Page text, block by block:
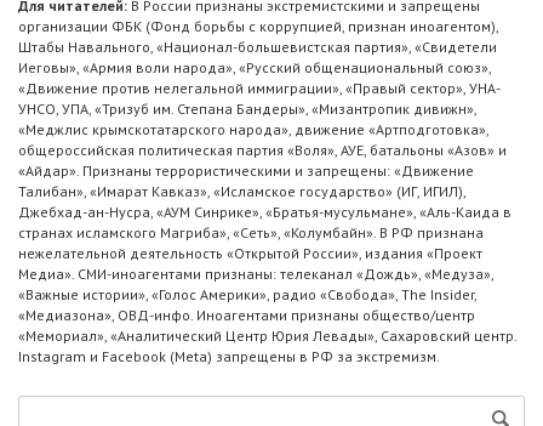
Для читателей: В России признаны экстремистскими и запрещены
организации ФБК (Фонд борьбы с коррупцией, признан иноагентом),
Штабы Навального, «Национал-большевистская партия», «Свидетели
Иеговы», «Армия воли народа», «Русский общенациональный союз»,
«Движение против нелегальной иммиграции», «Правый сектор», УНА-
УНСО, УПА, «Тризуб им. Степана Бандеры», «Мизантропик дивижн»,
«Меджлис крымскотатарского народа», движение «Артподготовка»,
общероссийская политическая партия «Воля», АУЕ, батальоны «Азов» и
«Айдар». Признаны террористическими и запрещены: «Движение
Талибан», «Имарат Кавказ», «Исламское государство» (ИГ, ИГИЛ),
Джебхад-ан-Нусра, «АУМ Синрике», «Братья-мусульмане», «Аль-Каида в
странах исламского Магриба», «Сеть», «Колумбайн». В РФ признана
нежелательной деятельность «Открытой России», издания «Проект
Медиа». СМИ-иноагентами признаны: телеканал «Дождь», «Медуза»,
«Важные истории», «Голос Америки», радио «Свобода», The Insider,
«Медиазона», ОВД-инфо. Иноагентами признаны общество/центр
«Мемориал», «Аналитический Центр Юрия Левады», Сахаровский центр.
Instagram и Facebook (Metа) запрещены в РФ за экстремизм.